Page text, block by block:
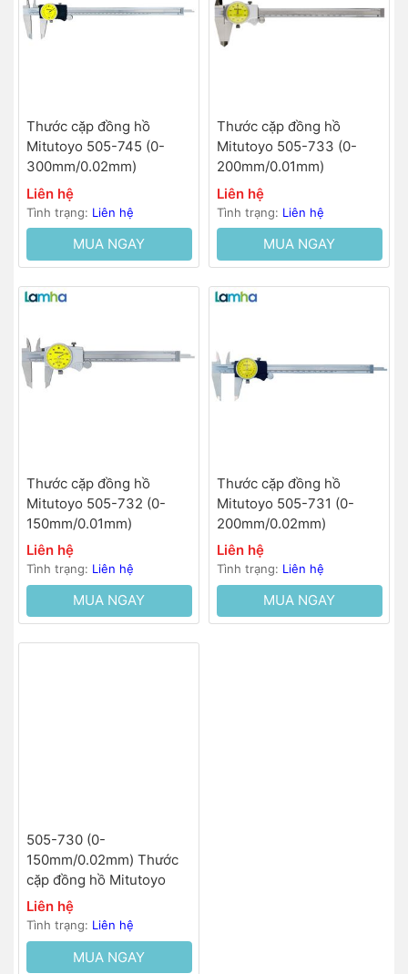
Thước cặp đồng hồ
Mitutoyo 505-745 (0-
300mm/0.02mm)
Liên hệ
Tình trạng: Liên hệ
MUA NGAY
Thước cặp đồng hồ
Mitutoyo 505-733 (0-
200mm/0.01mm)
Liên hệ
Tình trạng: Liên hệ
MUA NGAY
Thước cặp đồng hồ
Mitutoyo 505-732 (0-
150mm/0.01mm)
Liên hệ
Tình trạng: Liên hệ
MUA NGAY
Thước cặp đồng hồ
Mitutoyo 505-731 (0-
200mm/0.02mm)
Liên hệ
Tình trạng: Liên hệ
MUA NGAY
505-730 (0-
150mm/0.02mm) Thước
cặp đồng hồ Mitutoyo
Liên hệ
Tình trạng: Liên hệ
MUA NGAY